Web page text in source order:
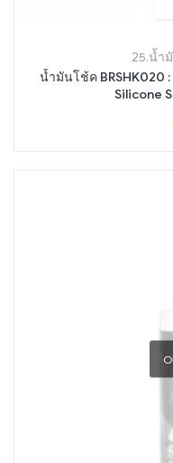
25.น้ำ
น้ำมันโช้ค BRSHK020
Silicone